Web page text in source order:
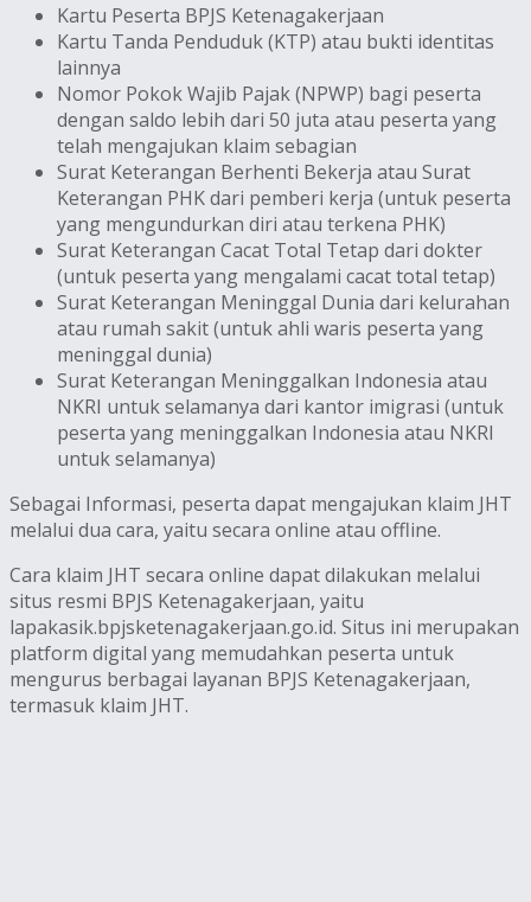
Kartu Peserta BPJS Ketenagakerjaan
Kartu Tanda Penduduk (KTP) atau bukti identitas
lainnya
Nomor Pokok Wajib Pajak (NPWP) bagi peserta
dengan saldo lebih dari 50 juta atau peserta yang
telah mengajukan klaim sebagian
Surat Keterangan Berhenti Bekerja atau Surat
Keterangan PHK dari pemberi kerja (untuk peserta
yang mengundurkan diri atau terkena PHK)
Surat Keterangan Cacat Total Tetap dari dokter
(untuk peserta yang mengalami cacat total tetap)
Surat Keterangan Meninggal Dunia dari kelurahan
atau rumah sakit (untuk ahli waris peserta yang
meninggal dunia)
Surat Keterangan Meninggalkan Indonesia atau
NKRI untuk selamanya dari kantor imigrasi (untuk
peserta yang meninggalkan Indonesia atau NKRI
untuk selamanya)
Sebagai Informasi, peserta dapat mengajukan klaim JHT
melalui dua cara, yaitu secara online atau offline.
Cara klaim JHT secara online dapat dilakukan melalui
situs resmi BPJS Ketenagakerjaan, yaitu
lapakasik.bpjsketenagakerjaan.go.id. Situs ini merupakan
platform digital yang memudahkan peserta untuk
mengurus berbagai layanan BPJS Ketenagakerjaan,
termasuk klaim JHT.